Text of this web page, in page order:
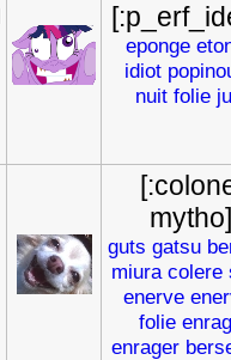
eponge
idiot
nuit folie
mytho]
guts gatsu
miura colere
enerve
folie
enrager